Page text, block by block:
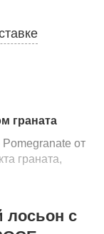
граната
от
граната,
кожи.
и
лосьон с